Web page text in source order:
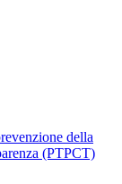
della
(PTPCT)